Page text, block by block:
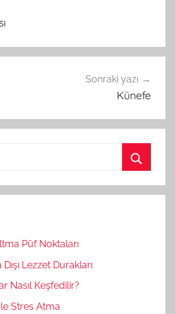
Sonraki yazı
Künefe
r
Püf Noktaları
Dışı Lezzet Durakları
Nasıl Keşfedilir?
Stres Atma